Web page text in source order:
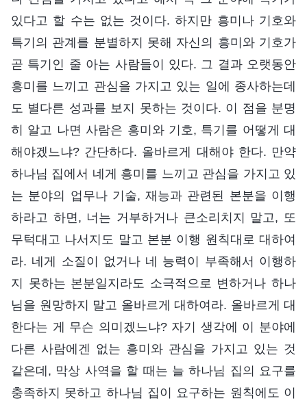
있다고 할 수는 없는 것이다. 하지만 흥미나 기호와
특기의 관계를 분별하지 못해 자신의 흥미와 기호가
곧 특기인 줄 아는 사람들이 있다. 그 결과 오랫동안
흥미를 느끼고 관심을 가지고 있는 일에 종사하는데
도 별다른 성과를 보지 못하는 것이다. 이 점을 분명
히 알고 나면 사람은 흥미와 기호, 특기를 어떻게 대
해야겠느냐? 간단하다. 올바르게 대해야 한다. 만약
하나님 집에서 네게 흥미를 느끼고 관심을 가지고 있
는 분야의 업무나 기술, 재능과 관련된 본분을 이행
하라고 하면, 너는 거부하거나 큰소리치지 말고, 또
무턱대고 나서지도 말고 본분 이행 원칙대로 대하여
라. 네게 소질이 없거나 네 능력이 부족해서 이행하
지 못하는 본분일지라도 소극적으로 변하거나 하나
님을 원망하지 말고 올바르게 대하여라. 올바르게 대
한다는 게 무슨 의미겠느냐? 자기 생각에 이 분야에
다른 사람에겐 없는 흥미와 관심을 가지고 있는 것
같은데, 막상 사역을 할 때는 늘 하나님 집의 요구를
충족하지 못하고 하나님 집이 요구하는 원칙에도 이